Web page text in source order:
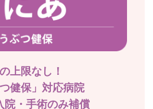
上限なし！
つ健保」対応病院
院・手術のみ補償